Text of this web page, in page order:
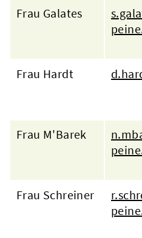
Frau Galates
Frau Hardt
Frau M'Barek
Frau Schreiner